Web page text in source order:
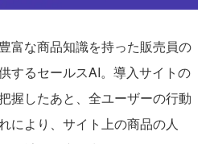
富な商品知識を持った販売員の
するセールスAI。導入サイトの
握したあと、全ユーザーの行動
により、サイト上の商品の人